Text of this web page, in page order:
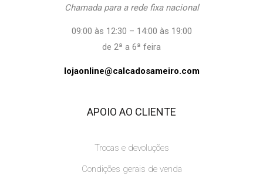
Chamada para a rede fixa nacional
09:00 às 12:30 – 14:00 às 19:00
de 2ª a 6ª feira
lojaonline@calcadosameiro.com
APOIO AO CLIENTE
Trocas e devoluções
Condições gerais de venda